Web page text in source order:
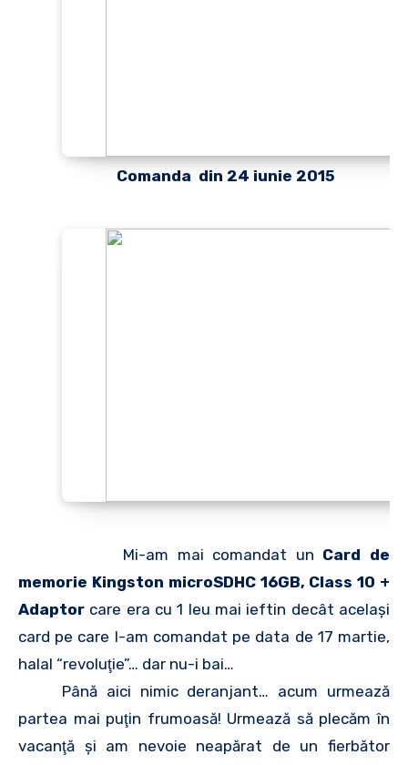
Comanda din 24 iunie 2015
Mi-am mai comandat un Card de
memorie Kingston microSDHC 16GB, Class 10 +
Adaptor care era cu 1 leu mai ieftin decât acelaşi
card pe care l-am comandat pe data de 17 martie,
halal “revoluţie”… dar nu-i bai…
Până aici nimic deranjant… acum urmează
partea mai puţin frumoasă! Urmează să plecăm în
vacanţă şi am nevoie neapărat de un fierbător